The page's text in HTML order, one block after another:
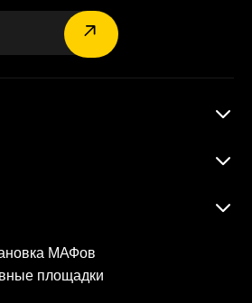
МАФов
площадки